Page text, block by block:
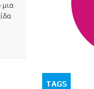
μια
TAGS